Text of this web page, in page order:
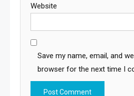
Website
Save my name, email, and
browser for the next time I